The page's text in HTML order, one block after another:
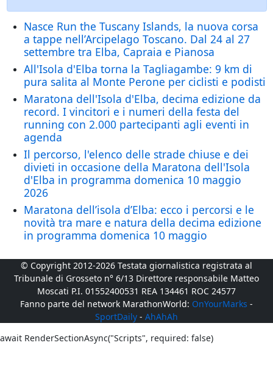
Nasce Run the Tuscany Islands, la nuova corsa
a tappe nell’Arcipelago Toscano. Dal 24 al 27
settembre tra Elba, Capraia e Pianosa
All'Isola d'Elba torna la Tagliagambe: 9 km di
pura salita al Monte Perone per ciclisti e podisti
Maratona dell'Isola d'Elba, decima edizione da
record. I vincitori e i numeri della festa del
running con 2.000 partecipanti agli eventi in
agenda
Il percorso, l'elenco delle strade chiuse e dei
divieti in occasione della Maratona dell'Isola
d'Elba in programma domenica 10 maggio
2026
Maratona dell’isola d’Elba: ecco i percorsi e le
novità tra mare e natura della decima edizione
in programma domenica 10 maggio
© Copyright 2012-2026 Testata giornalistica registrata al
Tribunale di Grosseto n° 6/13 Direttore responsabile Matteo
Moscati P.I. 01552400531 REA 134461 ROC 24577
Fanno parte del network MarathonWorld: OnYourMarks -
SportDaily - AhAhAh
await RenderSectionAsync("Scripts", required: false)